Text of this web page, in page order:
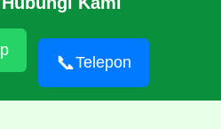
📞Telepon
081351894500 Jasa Pembuatan
Standar IAAF International